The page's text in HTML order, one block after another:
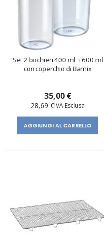
Set 2 bicchieri 400 ml + 600 ml
con coperchio di Bamix
35,00 €
28,69 €
AGGIUNGI AL CARRELLO